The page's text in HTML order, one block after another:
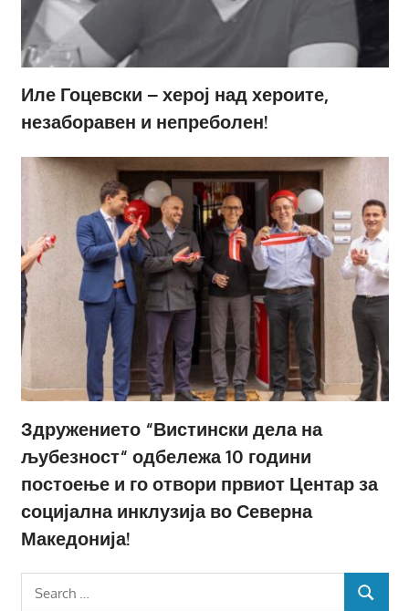
Иле Гоцевски – херој над хероите,
незаборавен и непреболен!
Здружението “Вистински дела на
љубезност“ одбележа 10 години
постоење и го отвори првиот Центар за
социјална инклузија во Северна
Македонија!
SEARCH